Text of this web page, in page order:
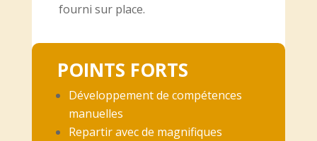
fourni sur place.
POINTS FORTS
Développement de compétences
manuelles
Repartir avec de magnifiques